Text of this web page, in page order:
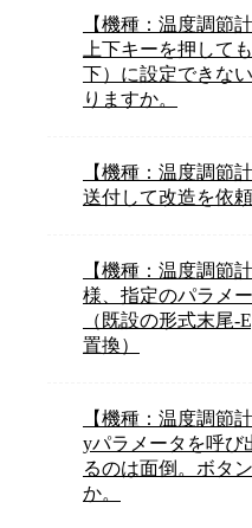
【機種：温度調節
上下キーを押して
下）に設定できな
りますか。
【機種：温度調節
送付して改造を依
【機種：温度調節
様、指定のパラメ
（既設の形式末尾
置換）
【機種：温度調節
yパラメータを呼び
るのは面倒。ボタ
か。